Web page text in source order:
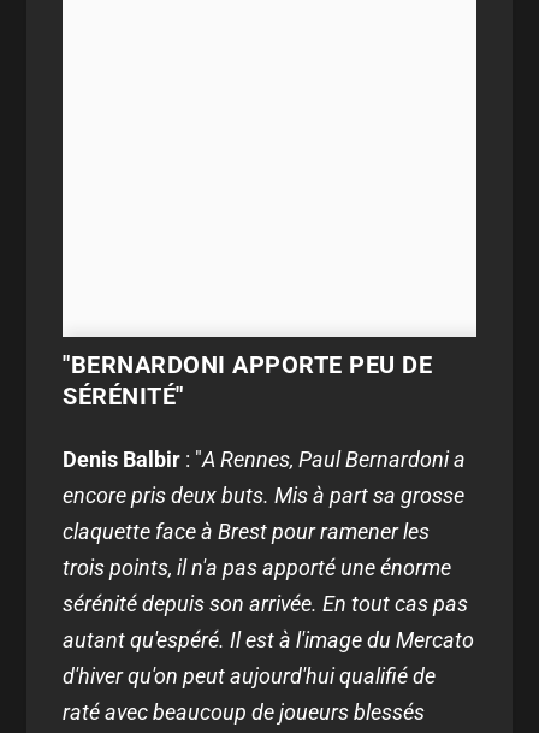
"BERNARDONI APPORTE PEU DE
SÉRÉNITÉ"
Denis Balbir : "A Rennes, Paul Bernardoni a
encore pris deux buts. Mis à part sa grosse
claquette face à Brest pour ramener les
trois points, il n'a pas apporté une énorme
sérénité depuis son arrivée. En tout cas pas
autant qu'espéré. Il est à l'image du Mercato
d'hiver qu'on peut aujourd'hui qualifié de
raté avec beaucoup de joueurs blessés